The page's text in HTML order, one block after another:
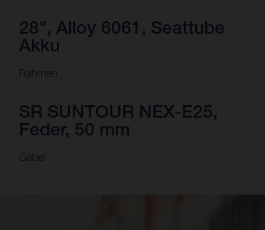
28", Alloy 6061, Seattube
Akku
Rahmen
SR SUNTOUR NEX-E25,
Feder, 50 mm
Gabel